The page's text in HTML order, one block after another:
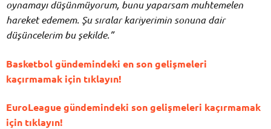
oynamayı düşünmüyorum, bunu yaparsam muhtemelen
hareket edemem. Şu sıralar kariyerimin sonuna dair
düşüncelerim bu şekilde.”
Basketbol gündemindeki en son gelişmeleri
kaçırmamak için tıklayın!
EuroLeague gündemindeki son gelişmeleri kaçırmamak
için tıklayın!